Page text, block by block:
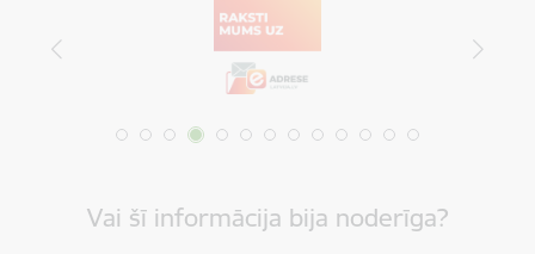
Vai šī informācija bija noderīga?